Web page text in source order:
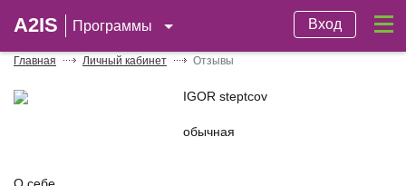
A2IS Программы Вход
Главная Личный кабинет Отзывы
IGOR steptcov
обычная